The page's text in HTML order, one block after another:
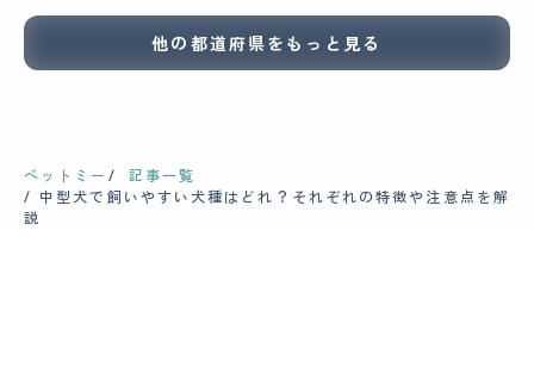
他の都道府県をもっと見る
ペットミー
記事一覧
中型犬で飼いやすい犬種はどれ？それぞれの特徴や注意点を解
説